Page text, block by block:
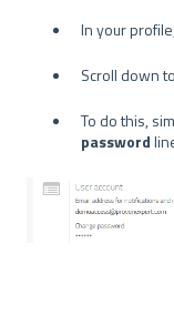
In your
Scroll down to
To do this,
password